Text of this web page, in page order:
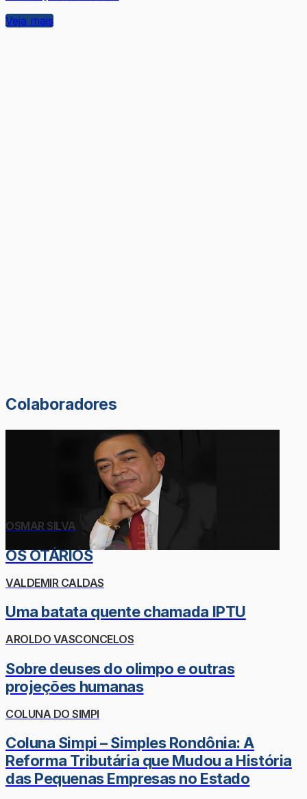
Veja mais
Colaboradores
OSMAR SILVA
OS OTÁRIOS
VALDEMIR CALDAS
Uma batata quente chamada IPTU
AROLDO VASCONCELOS
Sobre deuses do olimpo e outras
projeções humanas
COLUNA DO SIMPI
Coluna Simpi – Simples Rondônia: A
Reforma Tributária que Mudou a História
das Pequenas Empresas no Estado